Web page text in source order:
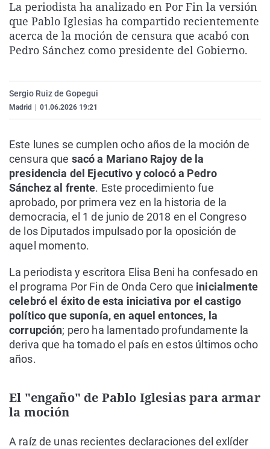
La rosa de los vientos
Gente viajera
Como el perro y el
Caso
Retornados
Equipo de
Extremadura
Galicia
La Rioja
Virales
Televisión
Elecciones
La periodista ha analizado en Por Fin la versión
que Pablo Iglesias ha compartido recientemente
acerca de la moción de censura que acabó con
Pedro Sánchez como presidente del Gobierno.
Sergio Ruiz de Gopegui
Madrid 01.06.2026 19:21
Este lunes se cumplen ocho años de la moción de
censura que sacó a Mariano Rajoy de la
presidencia del Ejecutivo y colocó a Pedro
Sánchez al frente. Este procedimiento fue
aprobado, por primera vez en la historia de la
democracia, el 1 de junio de 2018 en el Congreso
de los Diputados impulsado por la oposición de
aquel momento.
La periodista y escritora Elisa Beni ha confesado en
el programa Por Fin de Onda Cero que inicialmente
celebró el éxito de esta iniciativa por el castigo
político que suponía, en aquel entonces, la
corrupción; pero ha lamentado profundamente la
deriva que ha tomado el país en estos últimos ocho
años.
El "engaño" de Pablo Iglesias para armar
la moción
A raíz de unas recientes declaraciones del exlíder